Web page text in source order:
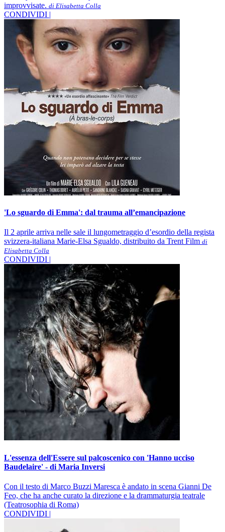
improvvisate. di Elisabetta Colla
CONDIVIDI |
'Lo sguardo di Emma': dal trauma all’emancipazione
Il 2 aprile arriva nelle sale il lungometraggio d’esordio della regista
svizzera-italiana Marie-Elsa Sgualdo, distribuito da Trent Film di
Elisabetta Colla
CONDIVIDI |
L'essenza dell'Essere sul palcoscenico con 'Hanno ucciso
Baudelaire' - di Maria Inversi
Con il testo di Marco Buzzi Maresca è andato in scena Gianni De
Feo, che ha anche curato la direzione e la drammaturgia teatrale
(Teatrosophia di Roma)
CONDIVIDI |